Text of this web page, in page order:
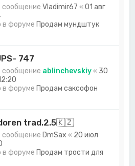
сообщениеVladimir67 «01 авг
в форуме Продам мундштук
747
сообщение ablinchevskiy« 30
в форуме Продам саксофон
trad.2.5🇰🇿
сообщение DmSax « 20 июл
в форуме Продам трости для